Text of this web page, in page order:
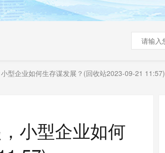
型企业如何生存谋发展？(回收站2023-09-21 11:57)
小型企业如何